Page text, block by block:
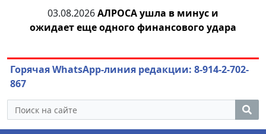
03.08.2026АЛРОСА ушла в минус и
ожидает еще одного финансового удара
Горячая WhatsApp-линия редакции: 8-914-2-702-
867